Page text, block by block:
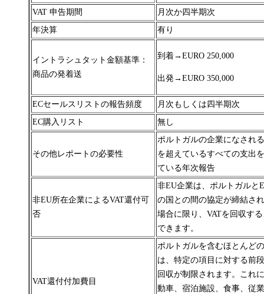
VAT 申告期間
月次か四半期次
年決算
有り
イントラシュタット金額基準：
商品の発着送
到着→EURO 250,000
出発→EURO 350,000
ECセールスリストの報告頻度
月次もしくは四半期次
EC購入リスト
無し
その他レポートの必要性
ポルトガルの企業になされ
を超えているすべての支出
ている年次報告
非EU所在企業によるVAT還付可
否
非EU企業は、ポルトガルと
の国との間の協定が締結さ
場合に限り、VATを回収す
できます。
VAT還付付加費目
ポルトガルを含むほとんど
は、特定の項目に対する前
回収が制限されます。 これ
動車、宿泊施設、食事、従